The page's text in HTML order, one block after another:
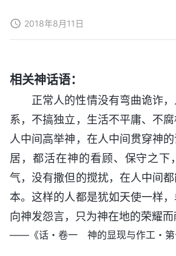
2018年8月11日
相关神话语：
正常人的性情没有弯曲诡诈
系，不搞独立，生活不平庸、不
人中间高举神，在人中间贯穿神
居，都活在神的看顾、保守之下
气，没有撒但的搅扰，在人中间
本。这样的人都是犹如天使一样
向神发怨言，只为神在地的荣耀而
——《话・卷一 神的显现与作工・第